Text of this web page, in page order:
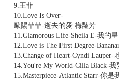
9.王菲
10.Love Is Over-
歐陽菲菲-逝去的愛 梅豔芳
11.Glamorous Life-Sheila E-我的
12.Love is The First Degree-
13.Change of Heart-Cyndi Lauper-
14.You're My World-Cilla Black-
15.Masterpiece-Atlantic Starr-你是